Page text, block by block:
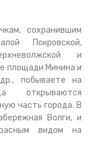
сохранившим
Покровской,
и
площади Минина и
побываете на
открываются
часть города. В
Волги, и
видом на